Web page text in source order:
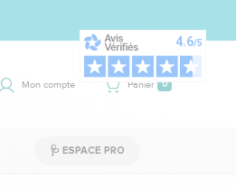
Mon compte Panier 0
🩺 ESPACE PRO